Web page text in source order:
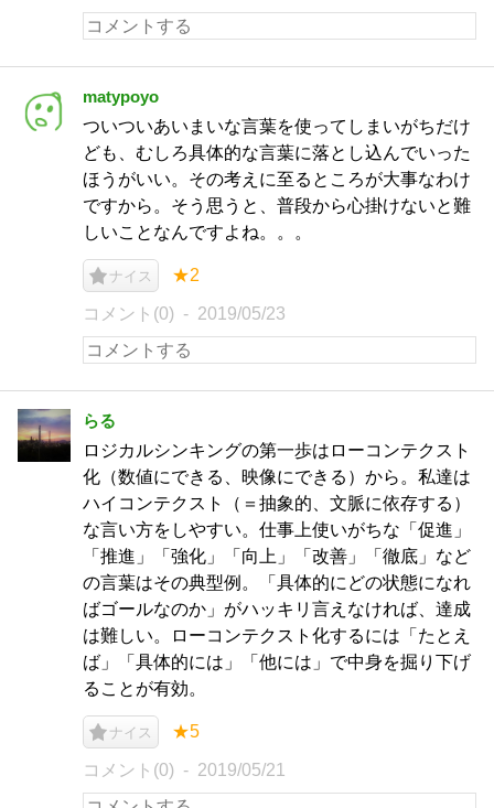
matypoyo
ついついあいまいな言葉を使ってしまいがちだけ
ども、むしろ具体的な言葉に落とし込んでいった
ほうがいい。その考えに至るところが大事なわけ
ですから。そう思うと、普段から心掛けないと難
しいことなんですよね。。。
ナイス ★2
コメント(0) 2019/05/23
らる
ロジカルシンキングの第一歩はローコンテクスト
化（数値にできる、映像にできる）から。私達は
ハイコンテクスト（＝抽象的、文脈に依存する）
な言い方をしやすい。仕事上使いがちな「促進」
「推進」「強化」「向上」「改善」「徹底」など
の言葉はその典型例。「具体的にどの状態になれ
ばゴールなのか」がハッキリ言えなければ、達成
は難しい。ローコンテクスト化するには「たとえ
ば」「具体的には」「他には」で中身を掘り下げ
ることが有効。
ナイス ★5
コメント(0) 2019/05/21